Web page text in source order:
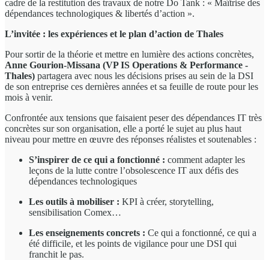
cadre de la restitution des travaux de notre Do Tank : « Maîtrise des
dépendances technologiques & libertés d’action ».
L’invitée : les expériences et le plan d’action de Thales
Pour sortir de la théorie et mettre en lumière des actions concrètes,
Anne Gourion-Missana (VP IS Operations & Performance -
Thales) partagera avec nous les décisions prises au sein de la DSI
de son entreprise ces dernières années et sa feuille de route pour les
mois à venir.
Confrontée aux tensions que faisaient peser des dépendances IT très
concrètes sur son organisation, elle a porté le sujet au plus haut
niveau pour mettre en œuvre des réponses réalistes et soutenables :
S’inspirer de ce qui a fonctionné : comment adapter les
leçons de la lutte contre l’obsolescence IT aux défis des
dépendances technologiques
Les outils à mobiliser : KPI à créer, storytelling,
sensibilisation Comex…
Les enseignements concrets : Ce qui a fonctionné, ce qui a
été difficile, et les points de vigilance pour une DSI qui
franchit le pas.